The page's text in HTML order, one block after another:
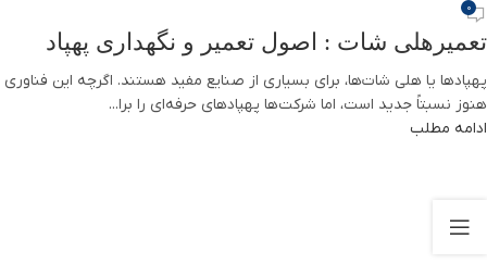
0
تعمیرهلی شات : اصول تعمیر و نگهداری پهپاد
پهپادها یا هلی شات‌ها، برای بسیاری از صنایع مفید هستند. اگرچه این فناوری
هنوز نسبتاً جدید است، اما شرکت‌ها پهپادهای حرفه‌ای را برا...
ادامه مطلب